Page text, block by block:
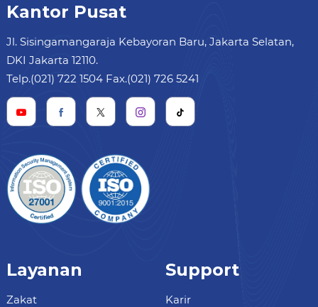
Kantor Pusat
Jl. Sisingamangaraja Kebayoran Baru, Jakarta Selatan,
DKI Jakarta 12110.
Telp.(021) 722 1504 Fax.(021) 726 5241
Layanan
Zakat
Support
Karir